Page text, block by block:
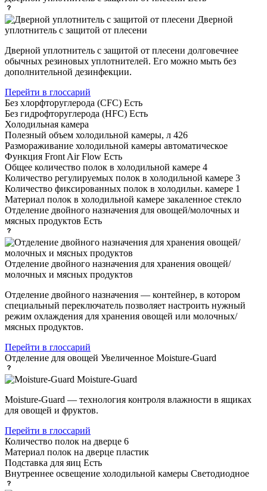
Дверной
уплотнитель с защитой от плесени
Дверной уплотнитель с защитой от плесени долговечнее
обычных резиновых уплотнителей. Его можно мыть без
дополнительной дезинфекции.
Перейти в глоссарий
Без хлорфторуглерода (CFC) Есть
Без гидрофторуглерода (HFC) Есть
Холодильная камера
Полезный объем холодильной камеры, л 426
Размораживание холодильной камеры автоматическое
Функция Front Air Flow Есть
Общее количество полок в холодильной камере 4
Количество регулируемых полок в холодильной камере 3
Количество фиксированных полок в холодильн. камере 1
Материал полок в холодильной камере закаленное стекло
Отделение двойного назначения для овощей/молочных и
мясных продуктов Есть
Отделение двойного назначения для хранения овощей/
молочных и мясных продуктов
Отделение двойного назначения — контейнер, в котором
специальный переключатель позволяет настроить нужный
режим охлаждения для хранения овощей или молочных/
мясных продуктов.
Перейти в глоссарий
Отделение для овощей Увеличенное Moisture-Guard
Moisture-Guard
Moisture-Guard — технология контроля влажности в ящиках
для овощей и фруктов.
Перейти в глоссарий
Количество полок на дверце 6
Материал полок на дверце пластик
Подставка для яиц Есть
Внутреннее освещение холодильной камеры Светодиодное